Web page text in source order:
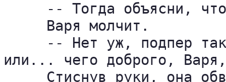
-- Тогда объясни,
     Варя молчит.
-- Нет уж, подпер
или... чего доброго,
Стиснув руки, она